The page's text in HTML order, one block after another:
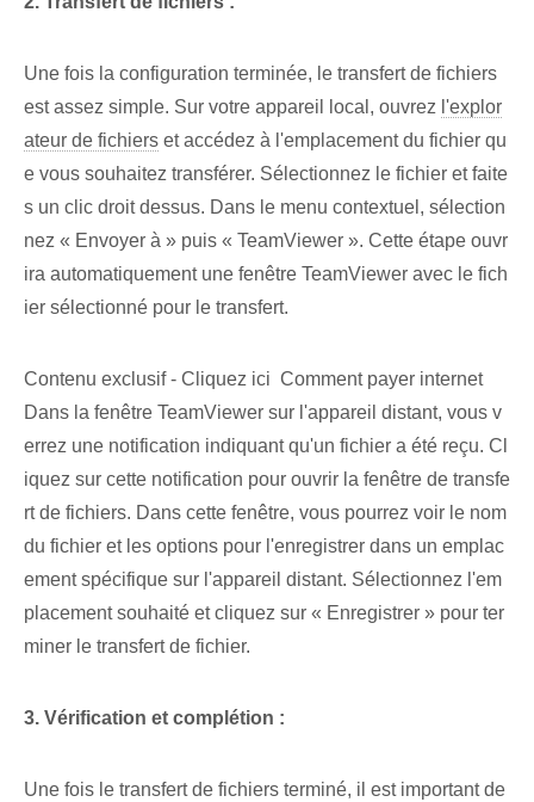
Une fois la configuration terminée, le transfert de fichiers
est assez simple. Sur votre appareil local, ouvrez l'explor
ateur de fichiers et accédez à l'emplacement du fichier qu
e vous souhaitez transférer. Sélectionnez⁢ le fichier et faite
s un clic droit dessus. Dans le menu contextuel, sélection
nez « Envoyer à » puis « TeamViewer ». Cette étape ouvr
ira automatiquement une fenêtre TeamViewer avec le fich
ier sélectionné pour le transfert.
Contenu exclusif - Cliquez ici Comment payer internet
Dans la fenêtre TeamViewer sur l'appareil distant, vous v
errez une notification indiquant qu'un fichier a été ⁤reçu. Cl
iquez sur cette notification pour ouvrir la fenêtre de transfe
rt de fichiers. Dans cette fenêtre, vous pourrez voir le nom
du fichier et les options pour l'enregistrer dans un emplac
ement spécifique sur l'appareil distant. ⁤Sélectionnez l'em
placement souhaité ⁤et cliquez sur « Enregistrer »⁢ pour ‌ter
miner le transfert de fichier.
3. Vérification et complétion :
Une fois le transfert de fichiers terminé, il est important de